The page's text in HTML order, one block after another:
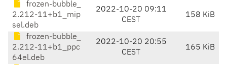
frozen-bubble_
2.212-11+b1_mip
sel.deb
2022-10-20 09:11
CEST
158 KiB
frozen-bubble_
2.212-11+b1_ppc
64el.deb
2022-10-20 20:55
CEST
165 KiB